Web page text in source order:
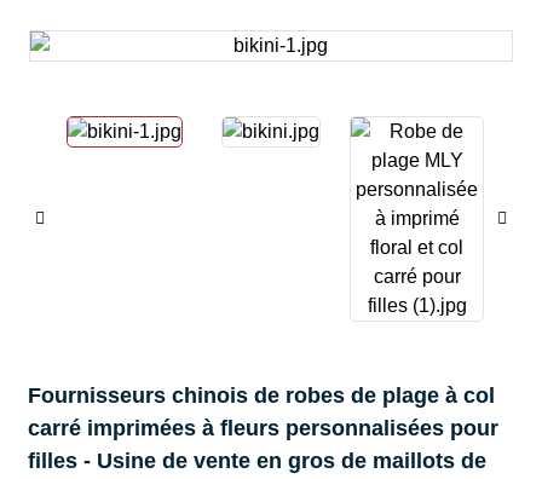
Fournisseurs chinois de robes de plage à col
carré imprimées à fleurs personnalisées pour
filles - Usine de vente en gros de maillots de